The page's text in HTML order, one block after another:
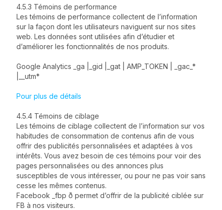
4.5.3 Témoins de performance
Les témoins de performance collectent de l’information
sur la façon dont les utilisateurs naviguent sur nos sites
web. Les données sont utilisées afin d’étudier et
d’améliorer les fonctionnalités de nos produits.
Google Analytics _ga |_gid |_gat | AMP_TOKEN | _gac_*
|__utm*
Pour plus de détails
4.5.4 Témoins de ciblage
Les témoins de ciblage collectent de l’information sur vos
habitudes de consommation de contenus afin de vous
offrir des publicités personnalisées et adaptées à vos
intérêts. Vous avez besoin de ces témoins pour voir des
pages personnalisées ou des annonces plus
susceptibles de vous intéresser, ou pour ne pas voir sans
cesse les mêmes contenus.
Facebook _fbp ð permet d’offrir de la publicité ciblée sur
FB à nos visiteurs.